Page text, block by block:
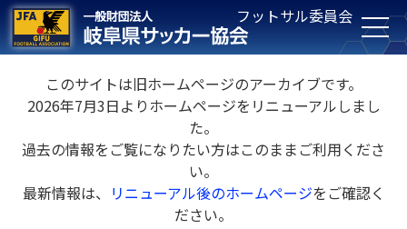
フットサル委員会
このサイトは旧ホームページのアーカイブです。
2026年7月3日よりホームページをリニューアルしまし
た。
過去の情報をご覧になりたい方はこのままご利用くださ
い。
最新情報は、 リニューアル後のホームページをご確認く
ださい。